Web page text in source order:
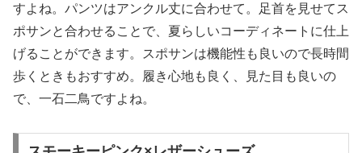
すよね。パンツはアンクル丈に合わせて。足首を見せてス
ポサンと合わせることで、夏らしいコーディネートに仕上
げることができます。スポサンは機能性も良いので長時間
歩くときもおすすめ。履き心地も良く、見た目も良いの
で、一石二鳥ですよね。